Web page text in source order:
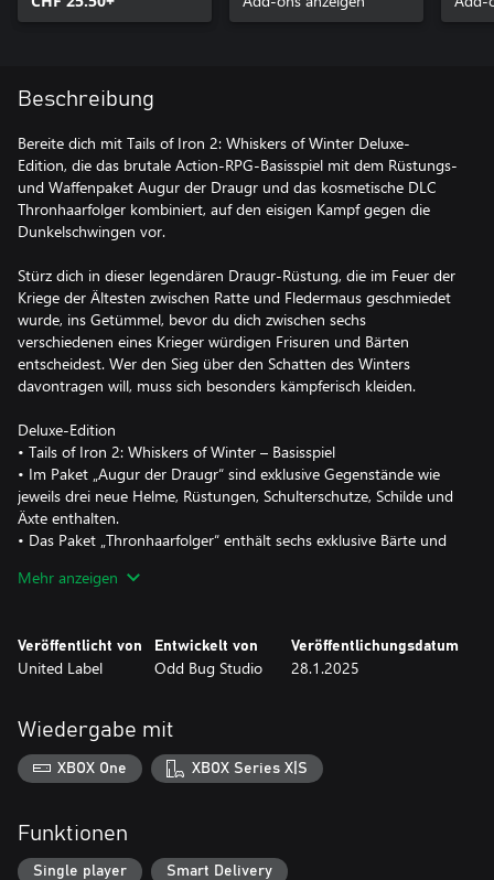
Beschreibung
Bereite dich mit Tails of Iron 2: Whiskers of Winter Deluxe-
Edition, die das brutale Action-RPG-Basisspiel mit dem Rüstungs-
und Waffenpaket Augur der Draugr und das kosmetische DLC
Thronhaarfolger kombiniert, auf den eisigen Kampf gegen die
Dunkelschwingen vor.
Stürz dich in dieser legendären Draugr-Rüstung, die im Feuer der
Kriege der Ältesten zwischen Ratte und Fledermaus geschmiedet
wurde, ins Getümmel, bevor du dich zwischen sechs
verschiedenen eines Krieger würdigen Frisuren und Bärten
entscheidest. Wer den Sieg über den Schatten des Winters
davontragen will, muss sich besonders kämpferisch kleiden.
Deluxe-Edition
• Tails of Iron 2: Whiskers of Winter – Basisspiel
• Im Paket „Augur der Draugr“ sind exklusive Gegenstände wie
jeweils drei neue Helme, Rüstungen, Schulterschutze, Schilde und
Äxte enthalten.
• Das Paket „Thronhaarfolger“ enthält sechs exklusive Bärte und
personalisieren lässt.
Mehr anzeigen
Veröffentlicht von
United Label
Entwickelt von
Odd Bug Studio
Veröffentlichungsdatum
28.1.2025
Wiedergabe mit
XBOX One XBOX Series X|S
Funktionen
Single player Smart Delivery